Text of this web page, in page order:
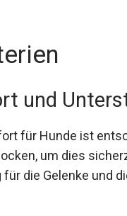
und
für Hunde ist
um dies
die Gelenke und